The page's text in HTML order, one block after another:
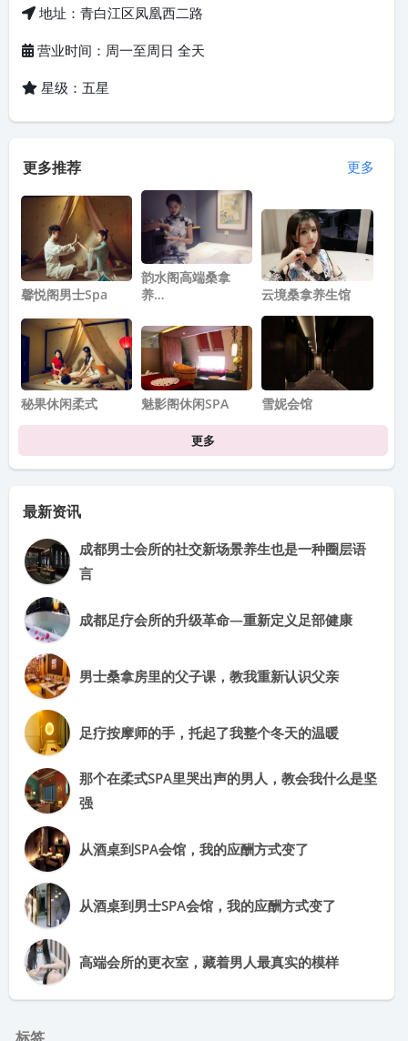
地址：青白江区凤凰西二路
营业时间：周一至周日 全天
星级：五星
更多推荐 更多
馨悦阁男士spa
韵水阁高端桑拿
养…
云境桑拿养生馆
秘果休闲柔式 魅影阁休闲SPA 雪妮会馆
更多
最新资讯
成都男士会所的社交新场景养生也是一种圈层语
言
成都足疗会所的升级革命—重新定义足部健康
男士桑拿房里的父子课，教我重新认识父亲
足疗按摩师的手，托起了我整个冬天的温暖
那个在柔式SPA里哭出声的男人，教会我什么是坚
强
从酒桌到SPA会馆，我的应酬方式变了
从酒桌到男士SPA会馆，我的应酬方式变了
高端会所的更衣室，藏着男人最真实的模样